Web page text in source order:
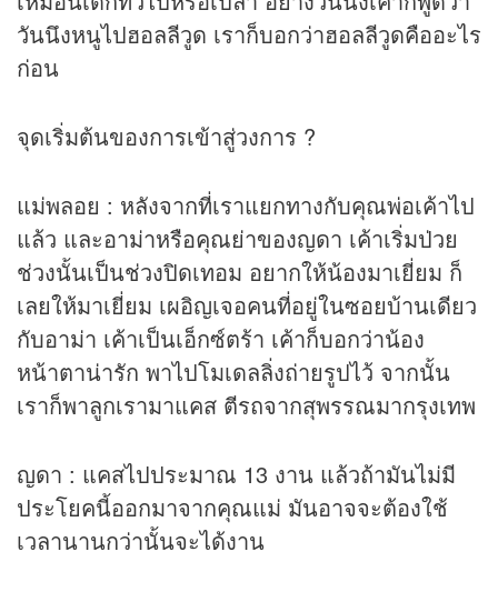
วันนึงหนูไปฮอลลีวูด เราก็บอกว่าฮอลลีวูดคืออะไร
ก่อน
จุดเริ่มต้นของการเข้าสู่วงการ ?
แม่พลอย : หลังจากที่เราแยกทางกับคุณพ่อเค้าไป
แล้ว และอาม่าหรือคุณย่าของญดา เค้าเริ่มป่วย
ช่วงนั้นเป็นช่วงปิดเทอม อยากให้น้องมาเยี่ยม ก็
เลยให้มาเยี่ยม เผอิญเจอคนที่อยู่ในซอยบ้านเดียว
กับอาม่า เค้าเป็นเอ็กซ์ตร้า เค้าก็บอกว่าน้อง
หน้าตาน่ารัก พาไปโมเดลลิ่งถ่ายรูปไว้ จากนั้น
เราก็พาลูกเรามาแคส ตีรถจากสุพรรณมากรุงเทพ
ญดา : แคสไปประมาณ 13 งาน แล้วถ้ามันไม่มี
ประโยคนี้ออกมาจากคุณแม่ มันอาจจะต้องใช้
เวลานานกว่านั้นจะได้งาน